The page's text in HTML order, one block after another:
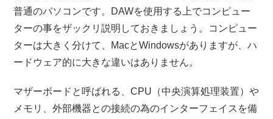
普通のパソコンです。DAWを使用する上でコンピュー
ターの事をザックリ説明しておきましょう。コンピュー
ターは大きく分けて、MacとWindowsがありますが、ハ
ードウェア的に大きな違いはありません。
マザーボードと呼ばれる、CPU（中央演算処理装置）や
メモリ、外部機器との接続の為のインターフェイスを備